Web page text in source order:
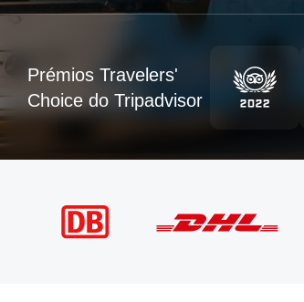
Prémios Travelers'
Choice do Tripadvisor